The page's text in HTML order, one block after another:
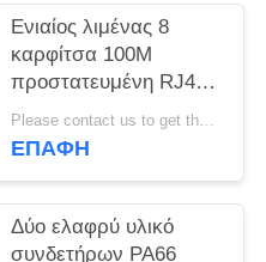
Ενιαίος λιμένας 8
καρφίτσα 100M
προστατευμένη RJ45
μορφή ορθογωνίων
συνδετήρων
Please contact us to get the latest price. MOQ:Διαπραγμάτευση
ΕΠΑΦΉ
Δύο ελαφρύ υλικό
συνδετήρων PA66